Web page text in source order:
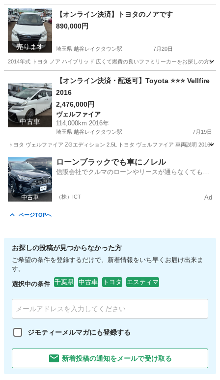
売ります
【オンライン決済】トヨタのノアです
890,000円
埼玉県 越谷レイクタウン駅 7月20日
2014年式 トヨタ ノア ハイブリッド 広くて燃費の良いファミリーカーをお探しの方
越谷レイクタウン駅 その他
中古車
【オンライン決済・配送可】Toyota ⭐️⭐️⭐️ Vellfire
2016
2,476,000円
ヴェルファイア
114,000km 2016年
埼玉県 越谷レイクタウン駅 7月19日
トヨタ ヴェルファイア ZGエディション 2.5L トヨタ ヴェルファイア 車両説明 2016
埼玉 越谷市 越谷レイクタウン駅 ヴェルファイア
ローンブラックでも車にノレル
信販会社でクルマのローンやリースが通らなくてもク
（株）ICT Ad
ページTOPへ
お探しの投稿が見つからなかった方
ご希望の条件を登録するだけで、新着情報をいち早くお届け出来ま
す。
選択中の条件 千葉県 中古車 トヨタ エスティマ
ジモティーメルマガにも登録する
新着投稿の通知をメールで受け取る